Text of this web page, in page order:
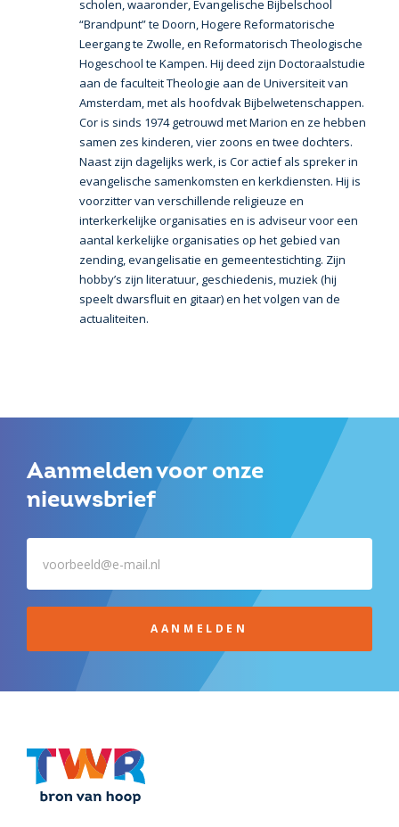
scholen, waaronder, Evangelische Bijbelschool
“Brandpunt” te Doorn, Hogere Reformatorische
Leergang te Zwolle, en Reformatorisch Theologische
Hogeschool te Kampen. Hij deed zijn Doctoraalstudie
aan de faculteit Theologie aan de Universiteit van
Amsterdam, met als hoofdvak Bijbelwetenschappen.
Cor is sinds 1974 getrouwd met Marion en ze hebben
samen zes kinderen, vier zoons en twee dochters.
Naast zijn dagelijks werk, is Cor actief als spreker in
evangelische samenkomsten en kerkdiensten. Hij is
voorzitter van verschillende religieuze en
interkerkelijke organisaties en is adviseur voor een
aantal kerkelijke organisaties op het gebied van
zending, evangelisatie en gemeentestichting. Zijn
hobby’s zijn literatuur, geschiedenis, muziek (hij
speelt dwarsfluit en gitaar) en het volgen van de
actualiteiten.
Aanmelden voor onze
nieuwsbrief
AANMELDEN